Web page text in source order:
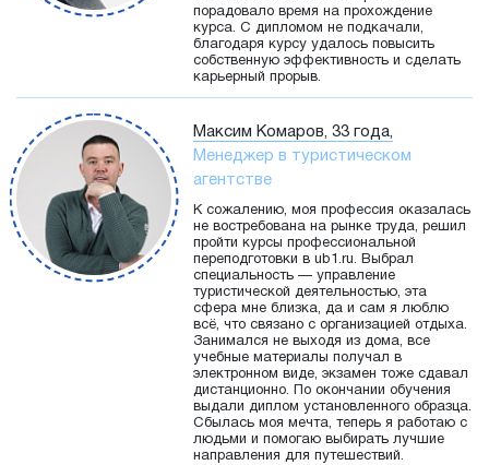
порадовало время на прохождение
курса. С дипломом не подкачали,
благодаря курсу удалось повысить
собственную эффективность и сделать
карьерный прорыв.
Максим Комаров, 33 года,
Менеджер в туристическом
агентстве
К сожалению, моя профессия оказалась
не востребована на рынке труда, решил
пройти курсы профессиональной
переподготовки в ub1.ru. Выбрал
специальность — управление
туристической деятельностью, эта
сфера мне близка, да и сам я люблю
всё, что связано с организацией отдыха.
Занимался не выходя из дома, все
учебные материалы получал в
электронном виде, экзамен тоже сдавал
дистанционно. По окончании обучения
выдали диплом установленного образца.
Сбылась моя мечта, теперь я работаю с
людьми и помогаю выбирать лучшие
направления для путешествий.